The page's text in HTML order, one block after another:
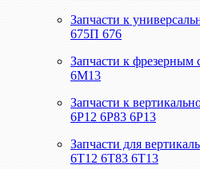
Запчасти к
675П 676
Запчасти к
6М13
Запчасти к
6Р12 6Р83 6Р13
Запчасти для
6Т12 6Т83 6Т13